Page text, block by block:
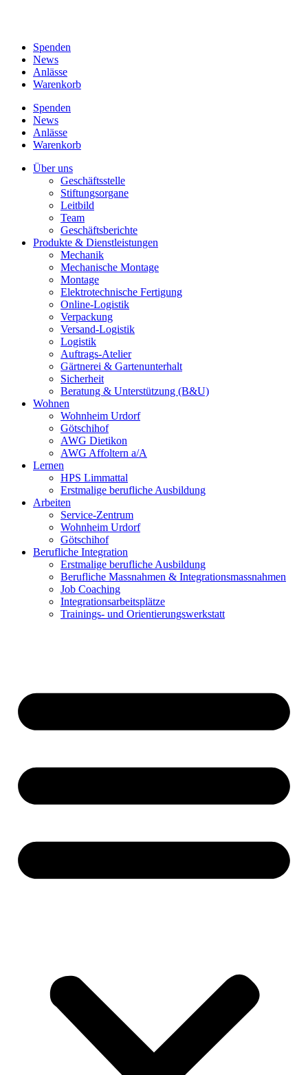
Spenden
News
Anlässe
Warenkorb
Spenden
News
Anlässe
Warenkorb
Über uns
Geschäftsstelle
Stiftungsorgane
Leitbild
Team
Geschäftsberichte
Produkte & Dienstleistungen
Mechanik
Mechanische Montage
Montage
Elektrotechnische Fertigung
Online-Logistik
Verpackung
Versand-Logistik
Logistik
Auftrags-Atelier
Gärtnerei & Gartenunterhalt
Sicherheit
Beratung & Unterstützung (B&U)
Wohnen
Wohnheim Urdorf
Götschihof
AWG Dietikon
AWG Affoltern a/A
Lernen
HPS Limmattal
Erstmalige berufliche Ausbildung
Arbeiten
Service-Zentrum
Wohnheim Urdorf
Götschihof
Berufliche Integration
Erstmalige berufliche Ausbildung
Berufliche Massnahmen & Integrationsmassnahmen
Job Coaching
Integrationsarbeitsplätze
Trainings- und Orientierungswerkstatt